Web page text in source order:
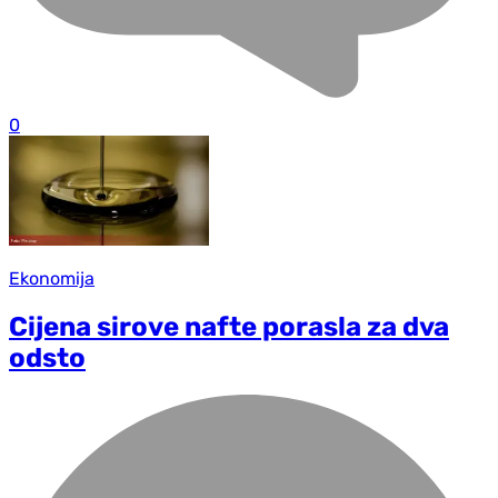
0
Ekonomija
Cijena sirove nafte porasla za dva
odsto